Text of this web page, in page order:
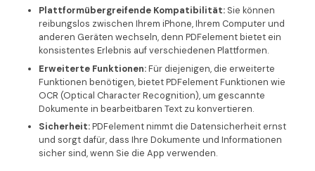
Plattformübergreifende Kompatibilität: Sie können
reibungslos zwischen Ihrem iPhone, Ihrem Computer und
anderen Geräten wechseln, denn PDFelement bietet ein
konsistentes Erlebnis auf verschiedenen Plattformen.
Erweiterte Funktionen:Für diejenigen, die erweiterte
Funktionen benötigen, bietet PDFelement Funktionen wie
OCR (Optical Character Recognition), um gescannte
Dokumente in bearbeitbaren Text zu konvertieren.
Sicherheit:PDFelement nimmt die Datensicherheit ernst
und sorgt dafür, dass Ihre Dokumente und Informationen
sicher sind, wenn Sie die App verwenden.